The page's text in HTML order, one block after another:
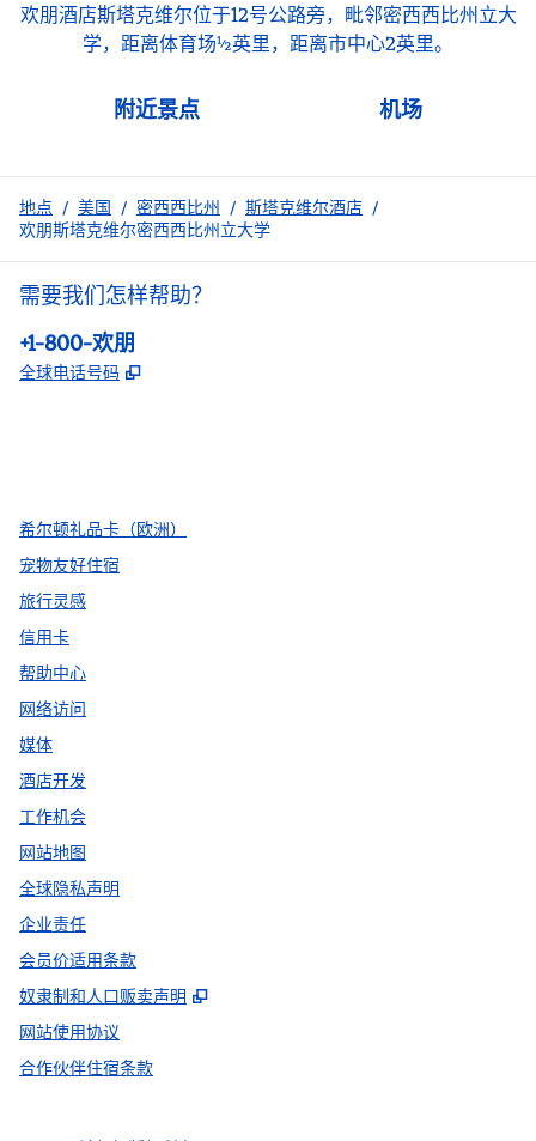
欢朋酒店斯塔克维尔位于12号公路旁，毗邻密西西比州立大
学，距离体育场½英里，距离市中心2英里。
附近景点 机场
地点 / 美国 / 密西西比州 / 斯塔克维尔酒店 /
欢朋斯塔克维尔密西西比州立大学
需要我们怎样帮助？
电话:
+1-800-欢朋
全球电话号码 ,
希尔顿礼品卡（欧洲）
宠物友好住宿
旅行灵感
信用卡
帮助中心
网络访问
媒体
酒店开发
工作机会
网站地图
全球隐私声明
企业责任
会员价适用条款
奴隶制和人口贩卖声明
,
网站使用协议
合作伙伴住宿条款